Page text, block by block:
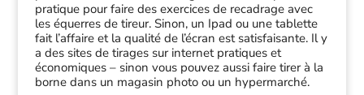
pratique pour faire des exercices de recadrage avec
les équerres de tireur. Sinon, un Ipad ou une tablette
fait l’affaire et la qualité de l’écran est satisfaisante. Il y
a des sites de tirages sur internet pratiques et
économiques – sinon vous pouvez aussi faire tirer à la
borne dans un magasin photo ou un hypermarché.